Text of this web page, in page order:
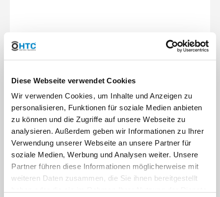
Diese Webseite verwendet Cookies
Wir verwenden Cookies, um Inhalte und Anzeigen zu
personalisieren, Funktionen für soziale Medien anbieten
zu können und die Zugriffe auf unsere Webseite zu
analysieren. Außerdem geben wir Informationen zu Ihrer
Verwendung unserer Webseite an unsere Partner für
soziale Medien, Werbung und Analysen weiter. Unsere
Partner führen diese Informationen möglicherweise mit
weiteren Daten zusammen, die Sie ihnen bereitgestellt
Messing Tankdurchführung 90° aus
CW617N – Gewinkelte
Fassverschraubung &
Regentonnenverschraubung
Die Messing Tankdurchführung 90° aus hochwertigem CW617N-
Messing von PVC-Welt.de ist die ideale Lösung für den sicheren
Anschluss von Rohrleitungen an Tanks, Fässern, Regentonnen,
Behältern und Zisternen. Dank der gewinkelten 90°-Ausführung
ermöglicht die Tankdurchführung eine platzsparende
Leitungsführung und eignet sich hervorragend für
Anwendungen, bei denen der Anschluss direkt seitlich
weitergeführt werden soll.
Gefertigt aus robustem CW617N-Messing, überzeugt die
Fassverschraubung durch ihre hohe Korrosionsbeständigkeit,